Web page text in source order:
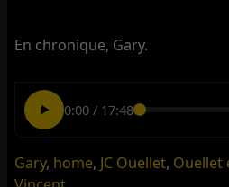
En chronique, Gary.
0:00/ 17:48
Gary, home, JC Ouellet, Ouellet